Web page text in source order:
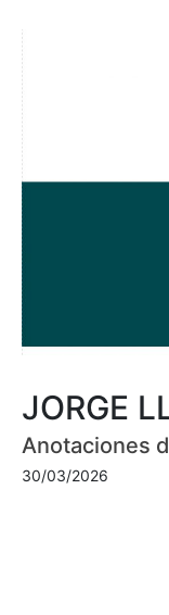
JORGE
Anotaciones
30/03/2026